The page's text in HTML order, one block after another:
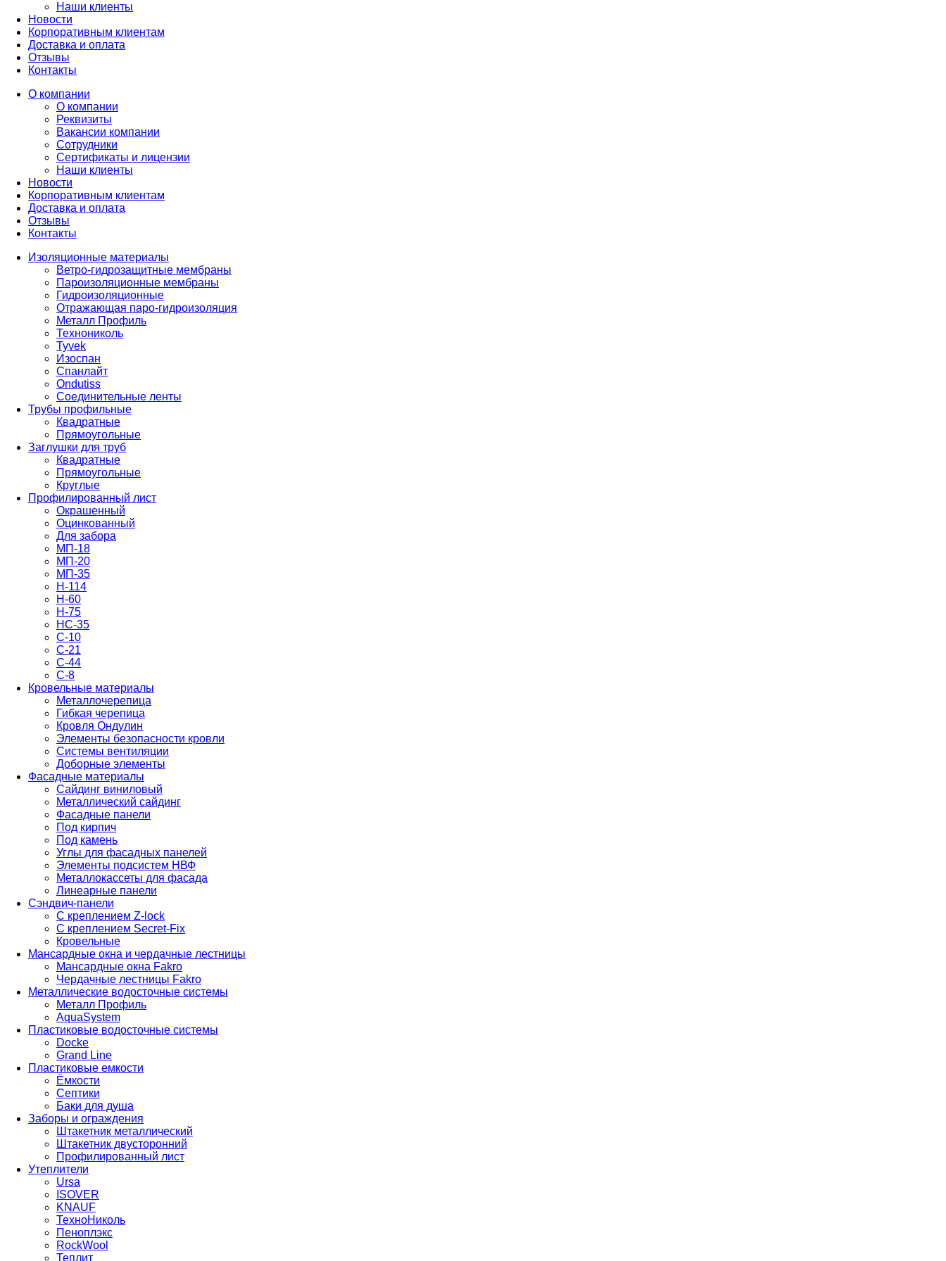
Наши клиенты
Новости
Корпоративным клиентам
Доставка и оплата
Отзывы
Контакты
О компании
О компании
Реквизиты
Вакансии компании
Сотрудники
Сертификаты и лицензии
Наши клиенты
Новости
Корпоративным клиентам
Доставка и оплата
Отзывы
Контакты
Изоляционные материалы
Ветро-гидрозащитные мембраны
Пароизоляционные мембраны
Гидроизоляционные
Отражающая паро-гидроизоляция
Металл Профиль
Технониколь
Tyvek
Изоспан
Спанлайт
Ondutiss
Соединительные ленты
Трубы профильные
Квадратные
Прямоугольные
Заглушки для труб
Квадратные
Прямоугольные
Круглые
Профилированный лист
Окрашенный
Оцинкованный
Для забора
МП-18
МП-20
МП-35
Н-114
Н-60
Н-75
НС-35
С-10
С-21
С-44
С-8
Кровельные материалы
Металлочерепица
Гибкая черепица
Кровля Ондулин
Элементы безопасности кровли
Системы вентиляции
Доборные элементы
Фасадные материалы
Сайдинг виниловый
Металлический сайдинг
Фасадные панели
Под кирпич
Под камень
Углы для фасадных панелей
Элементы подсистем НВФ
Металлокассеты для фасада
Линеарные панели
Сэндвич-панели
С креплением Z-lock
С креплением Secret-Fix
Кровельные
Мансардные окна и чердачные лестницы
Мансардные окна Fakro
Чердачные лестницы Fakro
Металлические водосточные системы
Металл Профиль
AquaSystem
Пластиковые водосточные системы
Docke
Grand Line
Пластиковые емкости
Ёмкости
Септики
Баки для душа
Заборы и ограждения
Штакетник металлический
Штакетник двусторонний
Профилированный лист
Утеплители
Ursa
ISOVER
KNAUF
ТехноНиколь
Пеноплэкс
RockWool
Теплит